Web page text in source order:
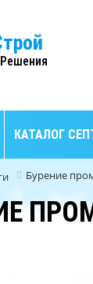
КАТАЛОГ
Бурение